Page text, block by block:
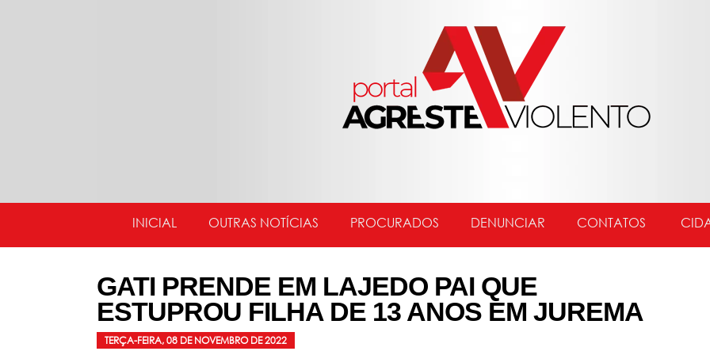
INICIAL OUTRAS NOTÍCIAS PROCURADOS DENUNCIAR CONTATOS
GATI PRENDE EM LAJEDO PAI QUE
ESTUPROU FILHA DE 13 ANOS EM JUREMA
TERÇA-FEIRA, 08 DE NOVEMBRO DE 2022